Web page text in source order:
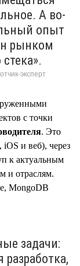
А во-
опыт
рынком
эксперт
с точки
. Это
и веб), через
к актуальным
и отраслям.
MongoDB
задачи: